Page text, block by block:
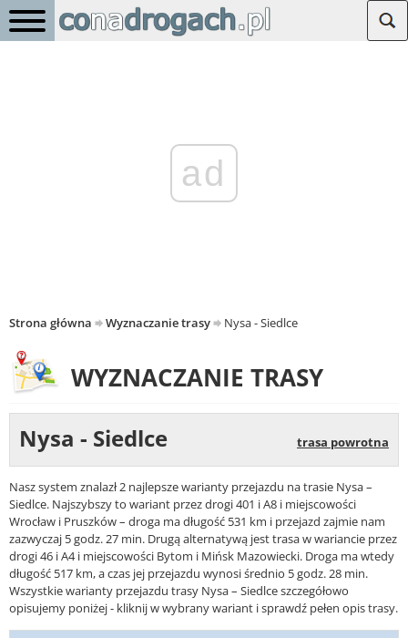
ad
Strona główna Wyznaczanie trasy Nysa - Siedlce
WYZNACZANIE TRASY
Nysa - Siedlce trasa powrotna
Nasz system znalazł 2 najlepsze warianty przejazdu na trasie Nysa –
Siedlce. Najszybszy to wariant przez drogi 401 i A8 i miejscowości
Wrocław i Pruszków – droga ma długość 531 km i przejazd zajmie nam
zazwyczaj 5 godz. 27 min. Drugą alternatywą jest trasa w wariancie przez
drogi 46 i A4 i miejscowości Bytom i Mińsk Mazowiecki. Droga ma wtedy
długość 517 km, a czas jej przejazdu wynosi średnio 5 godz. 28 min.
Wszystkie warianty przejazdu trasy Nysa – Siedlce szczegółowo
opisujemy poniżej - kliknij w wybrany wariant i sprawdź pełen opis trasy.